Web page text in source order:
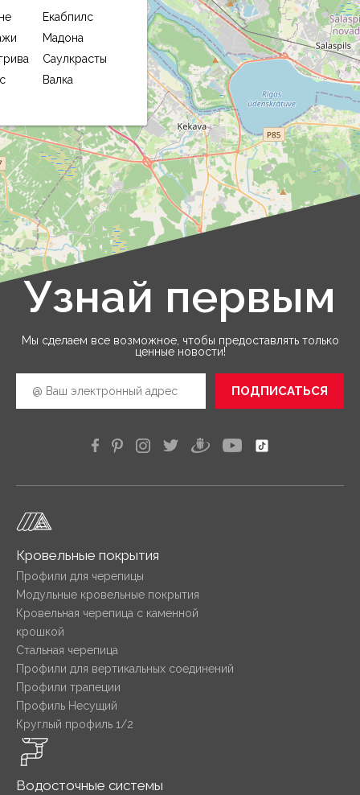
чтобы
чтобы
товар
Екабпилс
Мадона
Саулкрасты
Валка
Узнай первым
Мы сделаем все возможное, чтобы предоставлять только
ценные новости!
ПОДПИСАТЬСЯ
Кровельные покрытия
Профили для черепицы
Модульные кровельные покрытия
Кровельная черепица с каменной
крошкой
Стальная черепица
Профили для вертикальных соединений
Профили трапеции
Профиль Несущий
Круглый профиль 1/2
Водосточные системы